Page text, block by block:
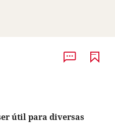
útil para diversas